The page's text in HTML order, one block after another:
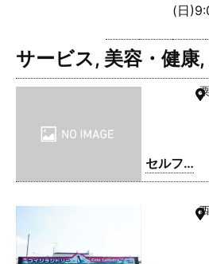
(日
サービス, 美容・健康,
セルフ
ィック